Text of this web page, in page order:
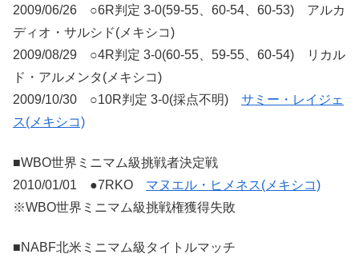
2009/06/26 ○6R判定 3-0(59-55、60-54、60-53) アルカ
ディオ・サルシド(メキシコ)
2009/08/29 ○4R判定 3-0(60-55、59-55、60-54) リカル
ド・アルメンタ(メキシコ)
2009/10/30 ○10R判定 3-0(採点不明) サミー・レイジェ
ス(メキシコ)
■WBO世界ミニマム級挑戦者決定戦
2010/01/01 ●7RKO マヌエル・ヒメネス(メキシコ)
※WBO世界ミニマム級挑戦権獲得失敗
■NABF北米ミニマム級タイトルマッチ